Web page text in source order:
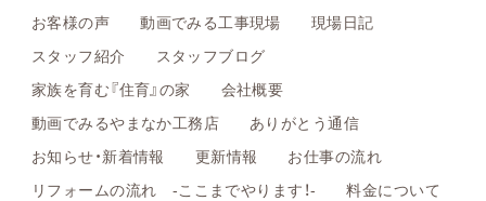
お客様の声
動画でみる工事現場
現場日記
スタッフ紹介
スタッフブログ
家族を育む『住育』の家
会社概要
動画でみるやまなか工務店
ありがとう通信
お知らせ・新着情報
更新情報
お仕事の流れ
リフォームの流れ -ここまでやります！-
料金について